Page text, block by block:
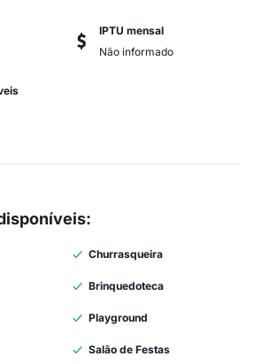
IPTU mensal
Não informado
:
Churrasqueira
Brinquedoteca
Playground
Salão de Festas